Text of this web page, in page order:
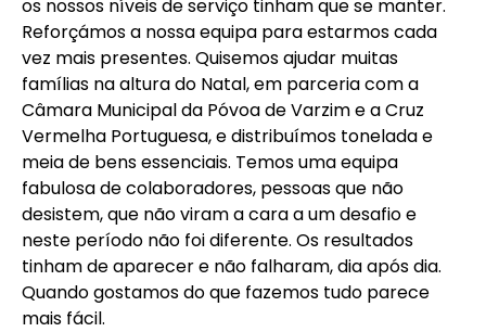
os nossos níveis de serviço tinham que se manter.
Reforçámos a nossa equipa para estarmos cada
vez mais presentes. Quisemos ajudar muitas
famílias na altura do Natal, em parceria com a
Câmara Municipal da Póvoa de Varzim e a Cruz
Vermelha Portuguesa, e distribuímos tonelada e
meia de bens essenciais. Temos uma equipa
fabulosa de colaboradores, pessoas que não
desistem, que não viram a cara a um desafio e
neste período não foi diferente. Os resultados
tinham de aparecer e não falharam, dia após dia.
Quando gostamos do que fazemos tudo parece
mais fácil.